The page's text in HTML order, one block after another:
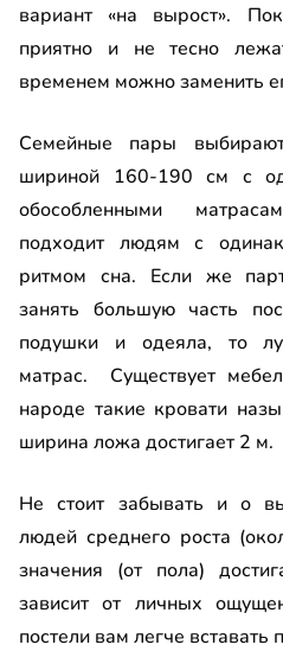
вариант «на вырост».
приятно и не тесно
временем можно заменить
Семейные пары
шириной 160-190 см с
обособленными
подходит людям с
ритмом сна. Если же
занять большую часть
подушки и одеяла, то
матрас. Существует
народе такие кровати
ширина ложа достигает 2 м.
Не стоит забывать и о
людей среднего роста
значения (от пола)
зависит от личных
постели вам легче вставать